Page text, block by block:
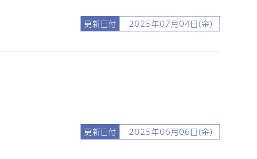
更新日付 2025年07月04日(金)
更新日付 2025年06月06日(金)